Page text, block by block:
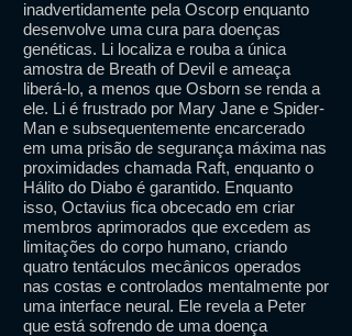
inadvertidamente pela Oscorp enquanto
desenvolve uma cura para doenças
genéticas. Li localiza e rouba a única
amostra de Breath of Devil e ameaça
liberá-lo, a menos que Osborn se renda a
ele. Li é frustrado por Mary Jane e Spider-
Man e subsequentemente encarcerado
em uma prisão de segurança máxima nas
proximidades chamada Raft, enquanto o
Hálito do Diabo é garantido. Enquanto
isso, Octavius ​​fica obcecado em criar
membros aprimorados que excedem as
limitações do corpo humano, criando
quatro tentáculos mecânicos operados
nas costas e controlados mentalmente por
uma interface neural. Ele revela a Peter
que está sofrendo de uma doença